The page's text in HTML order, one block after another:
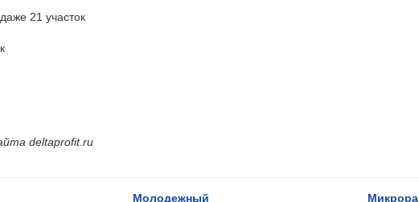
21 участок
deltaprofit.ru
Молодежный